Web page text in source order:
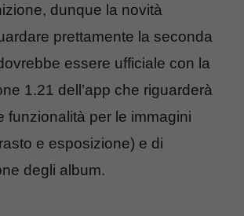
dunque la novità
prettamente la seconda
essere ufficiale con la
1.21 dell’app che riguarderà
funzionalità per le immagini
e esposizione) e di
degli album.